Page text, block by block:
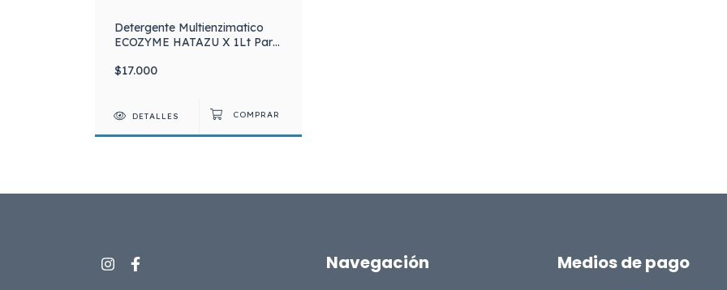
Detergente Multienzimatico
ECOZYME HATAZU X 1Lt Para
$17.000
DETALLES
Navegación Medios de pago